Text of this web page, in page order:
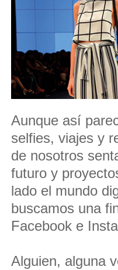
Aunque así
selfies, viajes y
de nosotros
futuro y
lado el mundo
buscamos una
Facebook e
Alguien, alguna